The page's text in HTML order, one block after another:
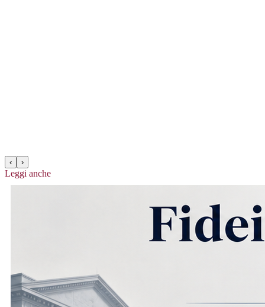
‹ ›
Leggi anche